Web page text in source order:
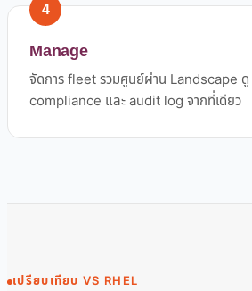
4
Manage
จัดการ fleet รวมศูนย์ผ่าน Landscape
compliance และ audit log จากที่เดียว
เปรียบเทียบ VS RHEL